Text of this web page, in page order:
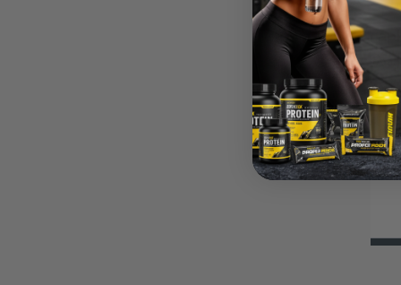
Ātra piegāde. Lieliska
Ātra piegāde. Lieliska apkalpošana.